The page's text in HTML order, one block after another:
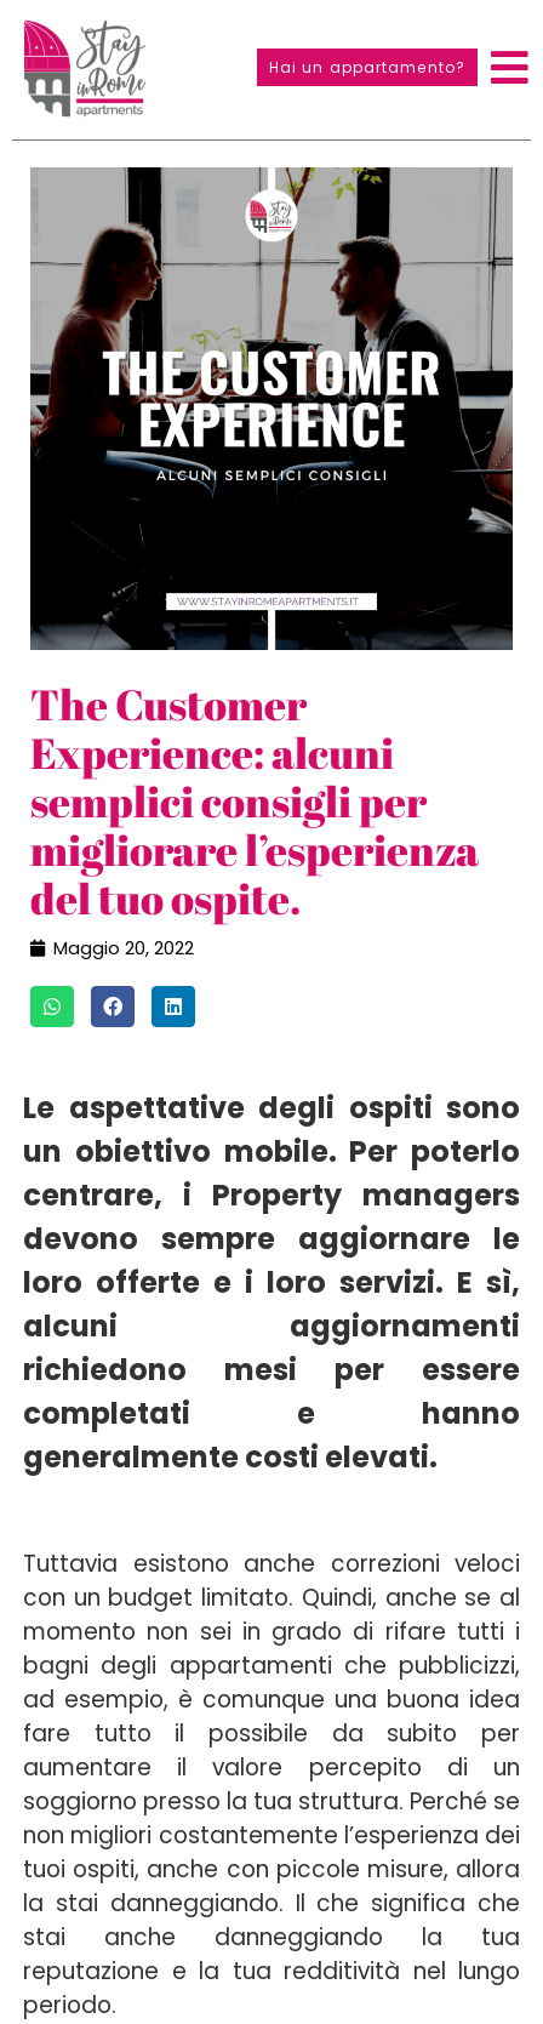
Hai un appartamento?
The Customer
Experience: alcuni
semplici consigli per
migliorare l’esperienza
del tuo ospite.
Maggio 20, 2022
Le aspettative degli ospiti sono
un obiettivo mobile. Per poterlo
centrare, i Property managers
devono sempre aggiornare le
loro offerte e i loro servizi. E sì,
alcuni aggiornamenti
richiedono mesi per essere
completati e hanno
generalmente costi elevati.
Tuttavia esistono anche correzioni veloci
con un budget limitato. Quindi, anche se al
momento non sei in grado di rifare tutti i
bagni degli appartamenti che pubblicizzi,
ad esempio, è comunque una buona idea
fare tutto il possibile da subito per
aumentare il valore percepito di un
soggiorno presso la tua struttura. Perché se
non migliori costantemente l’esperienza dei
tuoi ospiti, anche con piccole misure, allora
la stai danneggiando. Il che significa che
stai anche danneggiando la tua
reputazione e la tua redditività nel lungo
periodo.